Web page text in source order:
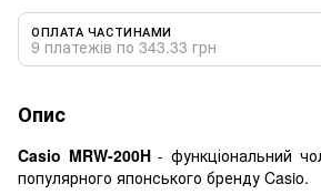
ОПЛАТА ЧАСТИНАМИ
9 платежів по 343.33 грн
Опис
Casio MRW-200H- функціональний
популярного японського бренду Casio.